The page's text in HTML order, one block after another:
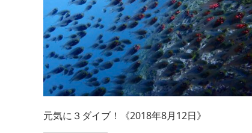
元気に３ダイブ！《2018年8月12日》